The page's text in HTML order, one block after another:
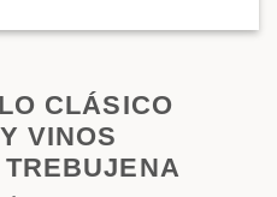
CLÁSICO
VINOS